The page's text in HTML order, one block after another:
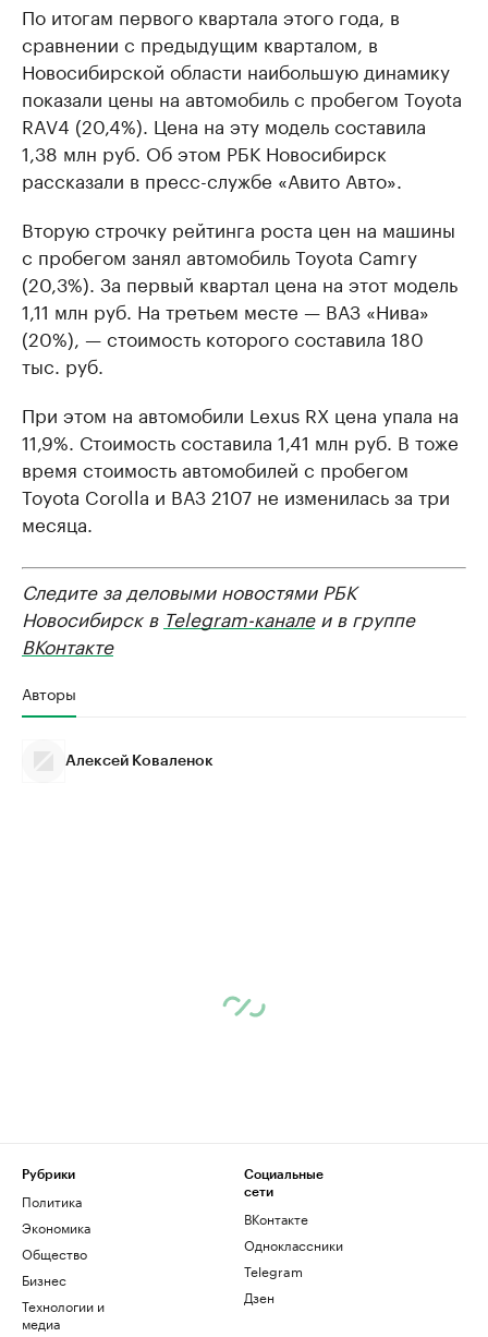
По итогам первого квартала этого года, в
сравнении с предыдущим кварталом, в
Новосибирской области наибольшую динамику
показали цены на автомобиль с пробегом Toyota
RAV4 (20,4%). Цена на эту модель составила
1,38 млн руб. Об этом РБК Новосибирск
рассказали в пресс-службе «Авито Авто».
Вторую строчку рейтинга роста цен на машины
с пробегом занял автомобиль Toyota Camry
(20,3%). За первый квартал цена на этот модель
1,11 млн руб. На третьем месте — ВАЗ «Нива»
(20%), — стоимость которого составила 180
тыс. руб.
При этом на автомобили Lexus RX цена упала на
11,9%. Стоимость составила 1,41 млн руб. В тоже
время стоимость автомобилей с пробегом
Toyota Corolla и ВАЗ 2107 не изменилась за три
месяца.
Следите за деловыми новостями РБК
Новосибирск в Telegram-каналеи в группе
ВКонтакте
Авторы
Алексей Коваленок
Рубрики
Политика
Экономика
Общество
Бизнес
Технологии и
медиа
Социальные
сети
ВКонтакте
Одноклассники
Telegram
Дзен